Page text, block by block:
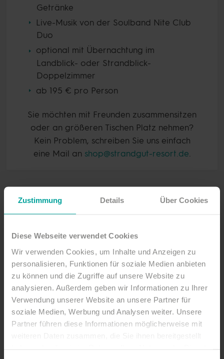
Zustimmung Details Über Cookies
Diese Webseite verwendet Cookies
Wir verwenden Cookies, um Inhalte und Anzeigen zu
personalisieren, Funktionen für soziale Medien anbieten
zu können und die Zugriffe auf unsere Website zu
analysieren. Außerdem geben wir Informationen zu Ihrer
Verwendung unserer Website an unsere Partner für
soziale Medien, Werbung und Analysen weiter. Unsere
Partner führen diese Informationen möglicherweise mit
Getränke
Live-Musik von der Soulband Nite Club
Duo
optional mit Übernachtung im
Landblick- oder Strandblick-
Doppelzimmer
ab 195 € pro Person
Sie möchten mit Freunden zusammensitzen
oder an größeren Tischen Platz nehmen?
Kein Problem, schreiben Sie uns einfach
eine Mail an shop@strandgut-resort.de.
Auszug aus der SHGF-
Broschüre zur 40. Saison